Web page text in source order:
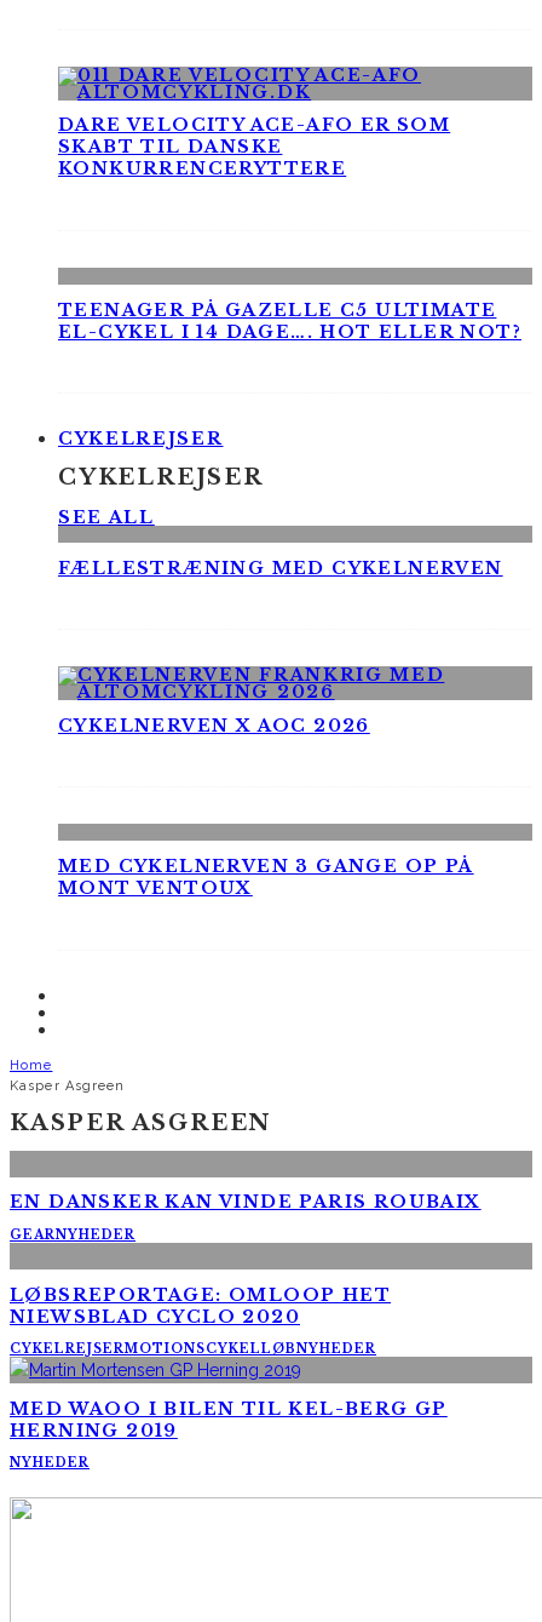
DARE VELOCITY ACE-AFO ER SOM
SKABT TIL DANSKE
KONKURRENCERYTTERE
TEENAGER PÅ GAZELLE C5 ULTIMATE
EL-CYKEL I 14 DAGE…. HOT ELLER NOT?
CYKELREJSER
CYKELREJSER
SEE ALL
FÆLLESTRÆNING MED CYKELNERVEN
CYKELNERVEN X AOC 2026
MED CYKELNERVEN 3 GANGE OP PÅ
MONT VENTOUX
Home
Kasper Asgreen
KASPER ASGREEN
EN DANSKER KAN VINDE PARIS ROUBAIX
GEARNYHEDER
LØBSREPORTAGE: OMLOOP HET
NIEWSBLAD CYCLO 2020
CYKELREJSERMOTIONSCYKELLØBNYHEDER
MED WAOO I BILEN TIL KEL-BERG GP
HERNING 2019
NYHEDER